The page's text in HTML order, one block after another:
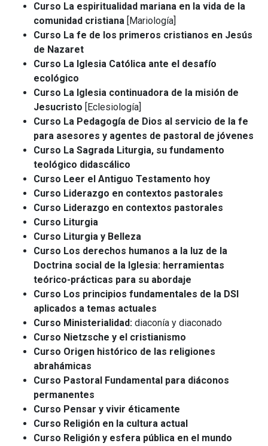
Curso La espiritualidad mariana en la vida de la
comunidad cristiana [Mariología]
Curso La fe de los primeros cristianos en Jesús
de Nazaret
Curso La Iglesia Católica ante el desafío
ecológico
Curso La Iglesia continuadora de la misión de
Jesucristo [Eclesiología]
Curso La Pedagogía de Dios al servicio de la fe
para asesores y agentes de pastoral de jóvenes
Curso La Sagrada Liturgia, su fundamento
teológico didascálico
Curso Leer el Antiguo Testamento hoy
Curso Liderazgo en contextos pastorales
Curso Liderazgo en contextos pastorales
Curso Liturgia
Curso Liturgia y Belleza
Curso Los derechos humanos a la luz de la
Doctrina social de la Iglesia: herramientas
teórico-prácticas para su abordaje
Curso Los principios fundamentales de la DSI
aplicados a temas actuales
Curso Ministerialidad: diaconía y diaconado
Curso Nietzsche y el cristianismo
Curso Origen histórico de las religiones
abrahámicas
Curso Pastoral Fundamental para diáconos
permanentes
Curso Pensar y vivir éticamente
Curso Religión en la cultura actual
Curso Religión y esfera pública en el mundo